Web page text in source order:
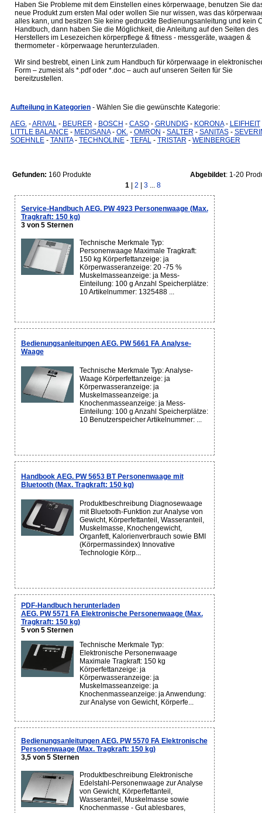
Haben Sie Probleme mit dem Einstellen eines körperwaage, benutzen Sie
neue Produkt zum ersten Mal oder wollen Sie nur wissen, was das
alles kann, und besitzen Sie keine gedruckte Bedienungsanleitung und kein
Handbuch, dann haben Sie die Möglichkeit, die Anleitung auf den Seiten des
Herstellers im Lesezeichen körperpflege & fitness - messgeräte, waagen &
thermometer - körperwaage herunterzuladen.
Wir sind bestrebt, einen Link zum Handbuch für körperwaage in
Form – zumeist als *.pdf oder *.doc – auch auf unseren Seiten für Sie
bereitzustellen.
Aufteilung in Kategorien - Wählen Sie die gewünschte Kategorie:
AEG.-ARIVAL- BEURER - BOSCH - CASO- GRUNDIG- KORONA- LEIFHEIT
LITTLE BALANCE- MEDISANA- OK.- OMRON - SALTER - SANITAS-
SOEHNLE- TANITA- TECHNOLINE- TEFAL- TRISTAR - WEINBERGER
Gefunden: 160 Produkte Abgebildet: 1-20
1
2 3 ... 8
Service-Handbuch AEG. PW 4923 Personenwaage (Max.
Tragkraft: 150 kg)
3 von 5 Sternen
Technische Merkmale Typ:
Personenwaage Maximale Tragkraft:
150 kg Körperfettanzeige: ja
Körperwasseranzeige: 20 -75 %
Muskelmasseanzeige: ja Mess-
Einteilung: 100 g Anzahl Speicherplätze:
10 Artikelnummer: 1325488 ...
Bedienungsanleitungen AEG. PW 5661 FA Analyse-
Waage
Technische Merkmale Typ: Analyse-
Waage Körperfettanzeige: ja
Körperwasseranzeige: ja
Muskelmasseanzeige: ja
Knochenmasseanzeige: ja Mess-
Einteilung: 100 g Anzahl Speicherplätze:
10 Benutzerspeicher Artikelnummer: ...
Handbook AEG. PW 5653 BT Personenwaage mit
Bluetooth (Max. Tragkraft: 150 kg)
Produktbeschreibung Diagnosewaage
mit Bluetooth-Funktion zur Analyse von
Gewicht, Körperfettanteil, Wasseranteil,
Muskelmasse, Knochengewicht,
Organfett, Kalorienverbrauch sowie BMI
(Körpermassindex) Innovative
Technologie Körp...
PDF-Handbuch herunterladen
AEG. PW 5571 FA Elektronische Personenwaage (Max.
Tragkraft: 150 kg)
5 von 5 Sternen
Technische Merkmale Typ:
Elektronische Personenwaage
Maximale Tragkraft: 150 kg
Körperfettanzeige: ja
Körperwasseranzeige: ja
Muskelmasseanzeige: ja
Knochenmasseanzeige: ja Anwendung:
zur Analyse von Gewicht, Körperfe...
Bedienungsanleitungen AEG. PW 5570 FA Elektronische
Personenwaage (Max. Tragkraft: 150 kg)
3,5 von 5 Sternen
Produktbeschreibung Elektronische
Edelstahl-Personenwaage zur Analyse
von Gewicht, Körperfettanteil,
Wasseranteil, Muskelmasse sowie
Knochenmasse - Gut ablesbares,